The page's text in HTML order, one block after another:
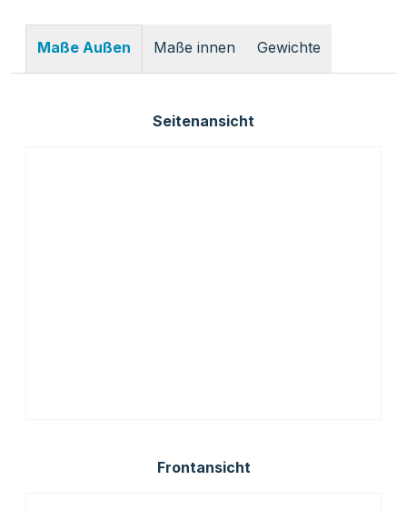
Maße Außen Maße innen Gewichte
Seitenansicht
Frontansicht